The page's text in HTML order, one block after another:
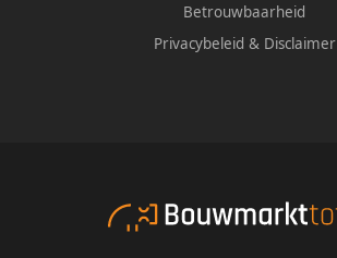
Betrouwbaarheid
Privacybeleid & Disclaimer